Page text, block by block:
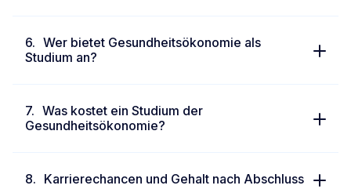
Wer bietet Gesundheitsökonomie als
Studium an?
Was kostet ein Studium der
Gesundheitsökonomie?
Karrierechancen und Gehalt nach Abschluss